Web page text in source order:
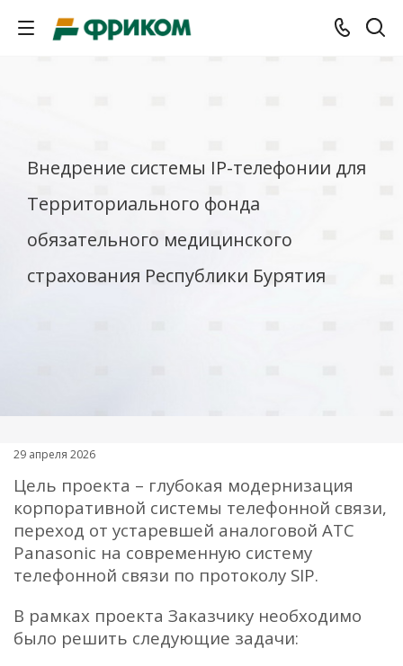
Внедрение системы IP-телефонии для
Территориального фонда
обязательного медицинского
страхования Республики Бурятия
29 апреля 2026
Цель проекта – глубокая модернизация
корпоративной системы телефонной связи,
переход от устаревшей аналоговой АТС
Panasonic на современную систему
телефонной связи по протоколу SIP.
В рамках проекта Заказчику необходимо
было решить следующие задачи: